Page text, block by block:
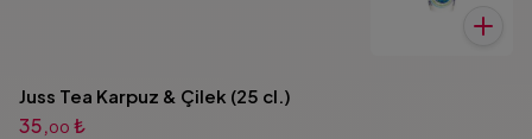
Juss Tea Karpuz & Çilek (25 cl.)
35,00 ₺